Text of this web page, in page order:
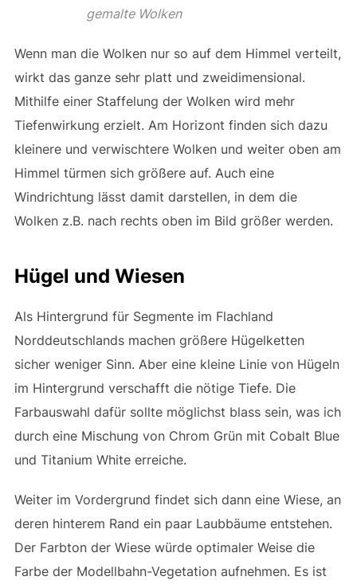
gemalte Wolken
Wenn man die Wolken nur so auf dem Himmel verteilt,
wirkt das ganze sehr platt und zweidimensional.
Mithilfe einer Staffelung der Wolken wird mehr
Tiefenwirkung erzielt. Am Horizont finden sich dazu
kleinere und verwischtere Wolken und weiter oben am
Himmel türmen sich größere auf. Auch eine
Windrichtung lässt damit darstellen, in dem die
Wolken z.B. nach rechts oben im Bild größer werden.
Hügel und Wiesen
Als Hintergrund für Segmente im Flachland
Norddeutschlands machen größere Hügelketten
sicher weniger Sinn. Aber eine kleine Linie von Hügeln
im Hintergrund verschafft die nötige Tiefe. Die
Farbauswahl dafür sollte möglichst blass sein, was ich
durch eine Mischung von Chrom Grün mit Cobalt Blue
und Titanium White erreiche.
Weiter im Vordergrund findet sich dann eine Wiese, an
deren hinterem Rand ein paar Laubbäume entstehen.
Der Farbton der Wiese würde optimaler Weise die
Farbe der Modellbahn-Vegetation aufnehmen. Es ist